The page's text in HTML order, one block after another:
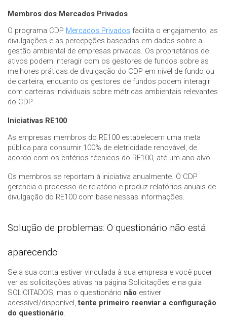
Membros dos Mercados Privados
O programa CDP Mercados Privados facilita o engajamento, as
divulgações e as percepções baseadas em dados sobre a
gestão ambiental de empresas privadas. Os proprietários de
ativos podem interagir com os gestores de fundos sobre as
melhores práticas de divulgação do CDP em nível de fundo ou
de carteira, enquanto os gestores de fundos podem interagir
com carteiras individuais sobre métricas ambientais relevantes
do CDP.
Iniciativas RE100
As empresas membros do RE100 estabelecem uma meta
pública para consumir 100% de eletricidade renovável, de
acordo com os critérios técnicos do RE100, até um ano-alvo.
Os membros se reportam à iniciativa anualmente. O CDP
gerencia o processo de relatório e produz relatórios anuais de
divulgação do RE100 com base nessas informações.
Solução de problemas: O questionário não está
aparecendo
Se a sua conta estiver vinculada à sua empresa e você puder
ver as solicitações ativas na página Solicitações e na guia
SOLICITADOS, mas o questionário não estiver
acessível/disponível,tente primeiro reenviar a configuração
do questionário.